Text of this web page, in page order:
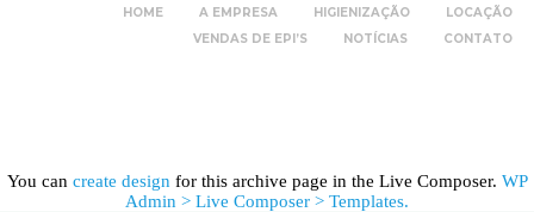
HOME A EMPRESA HIGIENIZAÇÃO
LOCAÇÃO
VENDAS DE EPI’S
NOTÍCIAS CONTATO
You can create design for this archive page in the Live Composer. WP
Admin > Live Composer > Templates.